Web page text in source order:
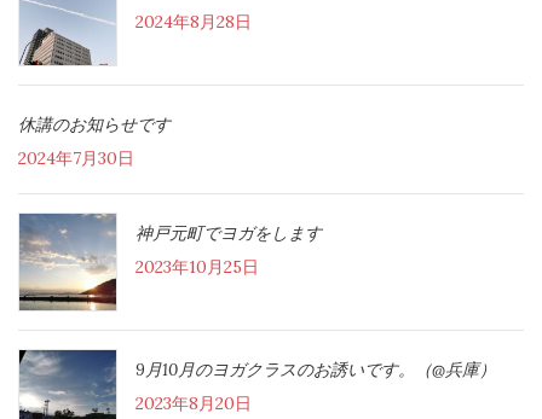
2024年8月28日
休講のお知らせです
2024年7月30日
神戸元町でヨガをします
2023年10月25日
9月10月のヨガクラスのお誘いです。（@兵庫）
2023年8月20日